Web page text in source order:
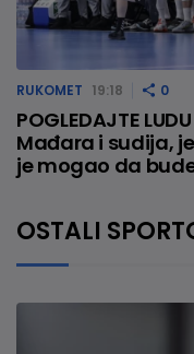
RUKOMET 19:18 0
POGLEDAJTE
Mađara i sudija,
je mogao da
OSTALI